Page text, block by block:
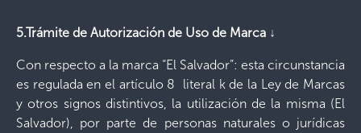
5.Trámite de Autorización de Uso de Marca ↓
Con respecto a la marca “El Salvador”: esta circunstancia
es regulada en el artículo 8 literal k de la Ley de Marcas
y otros signos distintivos, la utilización de la misma (El
Salvador), por parte de personas naturales o jurídicas